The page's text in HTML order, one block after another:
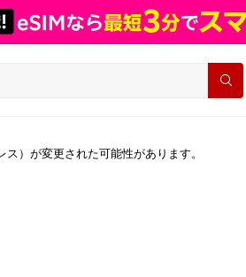
）が変更された可能性があります。